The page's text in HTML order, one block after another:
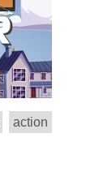
action